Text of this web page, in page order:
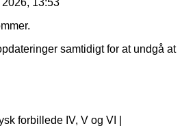
samtidigt for at undgå at
forbillede IV, V og VI |